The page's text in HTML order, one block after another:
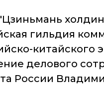
гильдия
делового
России